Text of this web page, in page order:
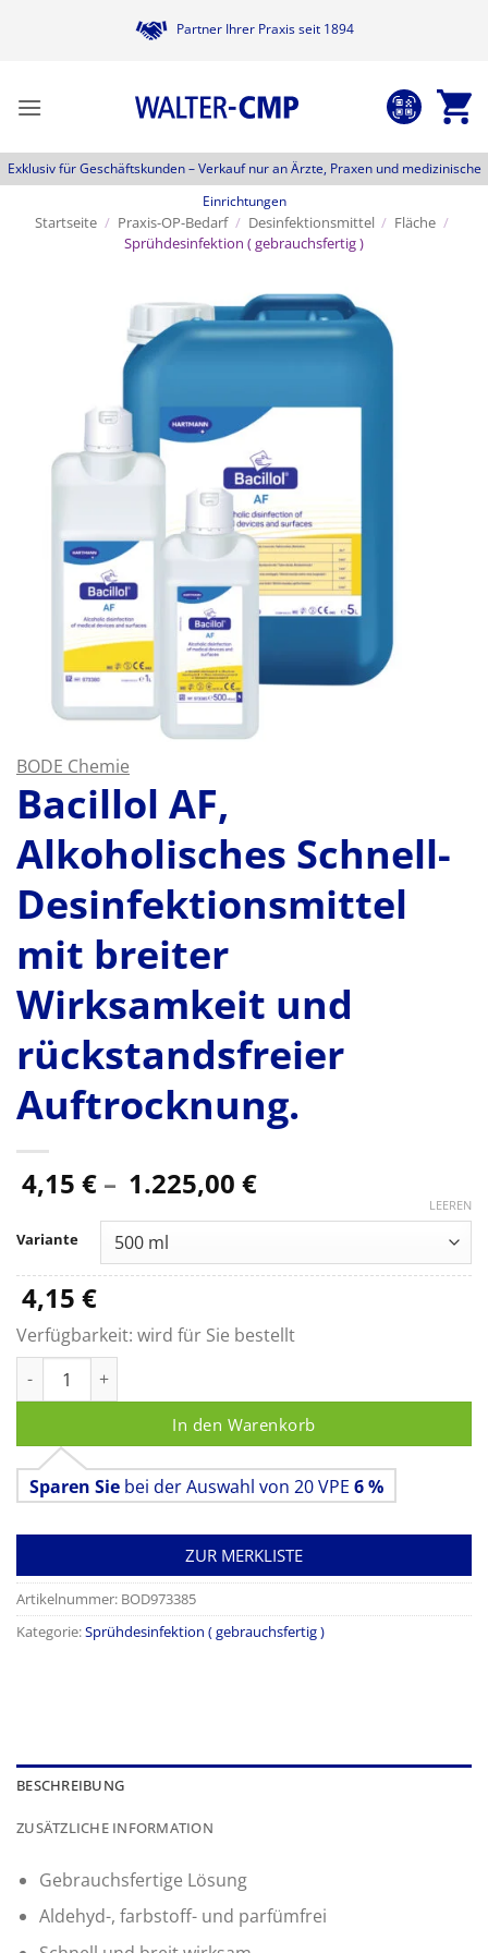
Partner Ihrer Praxis seit 1894
Exklusiv für Geschäftskunden –Verkauf nur an Ärzte, Praxen und medizinische
Einrichtungen
Startseite / Praxis-OP-Bedarf / Desinfektionsmittel / Fläche /
Sprühdesinfektion ( gebrauchsfertig )
BODE Chemie
Bacillol AF,
Alkoholisches Schnell-
Desinfektionsmittel
mit breiter
Wirksamkeit und
rückstandsfreier
Auftrocknung.
4,15 € – 1.225,00 €Preisspanne:
bis
1.225,00 €
Variante
LEEREN
4,15 €
Verfügbarkeit: wird für Sie bestellt
In den Warenkorb
Sparen Sie bei der Auswahl von 20 VPE 6 %
ZUR MERKLISTE
Artikelnummer: BOD973385
Kategorie:Sprühdesinfektion ( gebrauchsfertig )
BESCHREIBUNG
ZUSÄTZLICHE INFORMATION
Gebrauchsfertige Lösung
Aldehyd-, farbstoff- und parfümfrei